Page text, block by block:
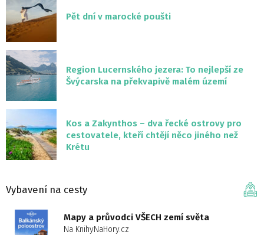
Pět dní v marocké poušti
Region Lucernského jezera: To nejlepší ze
Švýcarska na překvapivě malém území
Kos a Zakynthos – dva řecké ostrovy pro
cestovatele, kteří chtějí něco jiného než
Krétu
Vybavení na cesty
Mapy a průvodci VŠECH zemí světa
Na KnihyNaHory.cz